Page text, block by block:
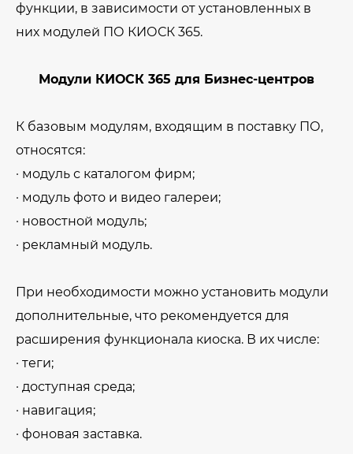
функции, в зависимости от установленных в
них модулей ПО КИОСК 365.
Модули КИОСК 365 для Бизнес-центров
К базовым модулям, входящим в поставку ПО,
относятся:
· модуль с каталогом фирм;
· модуль фото и видео галереи;
· новостной модуль;
· рекламный модуль.
При необходимости можно установить модули
дополнительные, что рекомендуется для
расширения функционала киоска. В их числе:
· теги;
· доступная среда;
· навигация;
· фоновая заставка.